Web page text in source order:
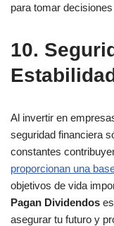
para tomar
10.
Al invertir en
seguridad financiera
constantes
proporcionan una
objetivos de vida
Pagan Dividendos
asegurar tu futuro y